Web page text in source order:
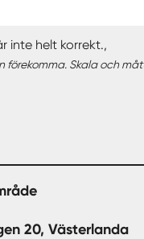
inte helt korrekt.,
förekomma. Skala och
20, Västerlanda